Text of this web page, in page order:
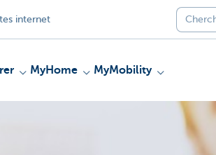
internet
MyHome MyMobility